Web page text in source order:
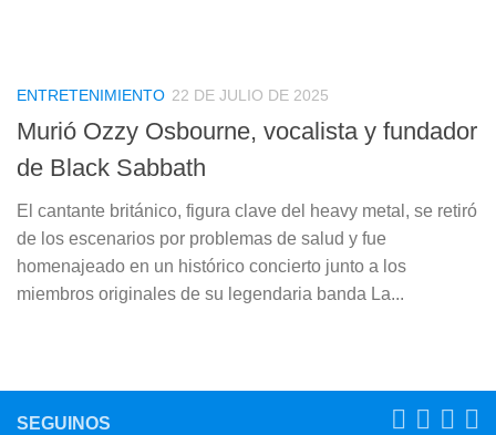
ENTRETENIMIENTO 22 DE JULIO DE 2025
Murió Ozzy Osbourne, vocalista y fundador
de Black Sabbath
El cantante británico, figura clave del heavy metal, se retiró
de los escenarios por problemas de salud y fue
homenajeado en un histórico concierto junto a los
miembros originales de su legendaria banda La...
SEGUINOS